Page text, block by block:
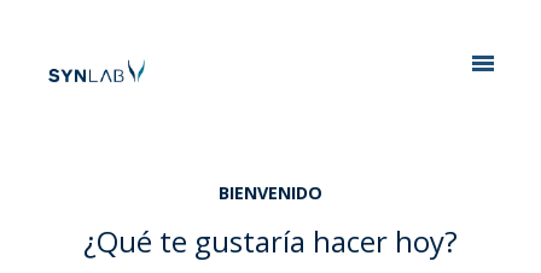
BIENVENIDO
¿Qué te gustaría hacer hoy?